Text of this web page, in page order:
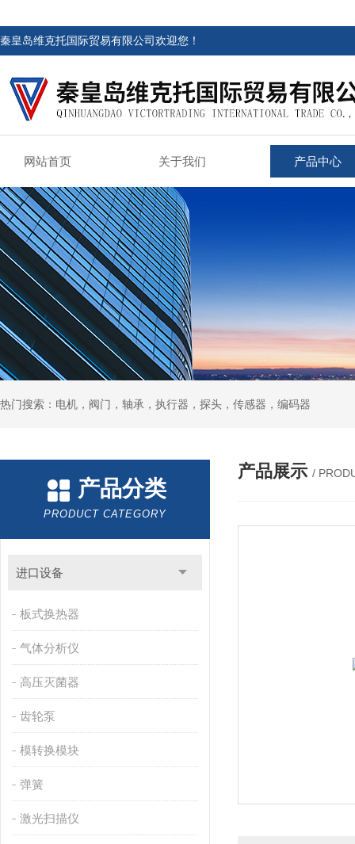
秦皇岛维克托国际贸易有限公司欢迎您！
网站首页 关于我们 产品中心
热门搜索：电机，阀门，轴承，执行器，探头，传感器，编码器
产品分类
PRODUCT CATEGORY
进口设备
板式换热器
气体分析仪
高压灭菌器
齿轮泵
模转换模块
弹簧
激光扫描仪
产品展示 /